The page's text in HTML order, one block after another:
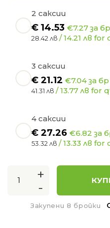
2 саксии
€ 14.53 €7.27 за бр
28.42 лв / 14.21 лв for
3 саксии
€ 21.12 €7.04 за бр
41.31 лв / 13.77 лв for
4 саксии
€ 27.26 €6.82 за
53.32 лв / 13.33 лв for
+
-
Закупени 8 бройки